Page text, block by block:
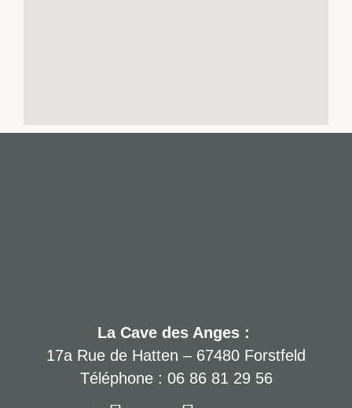
La Cave des Anges :
17a Rue de Hatten – 67480 Forstfeld
Téléphone : 06 86 81 29 56